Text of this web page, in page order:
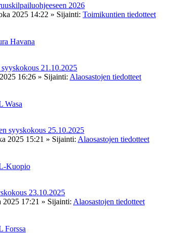
2026
2025 14:22 » Sijainti: Toimikuntien tiedotteet
Havana
21.10.2025
16:26 » Sijainti: Alaosastojen tiedotteet
Wasa
syyskokous 25.10.2025
2025 15:21 » Sijainti: Alaosastojen tiedotteet
Kuopio
23.10.2025
17:21 » Sijainti: Alaosastojen tiedotteet
Forssa